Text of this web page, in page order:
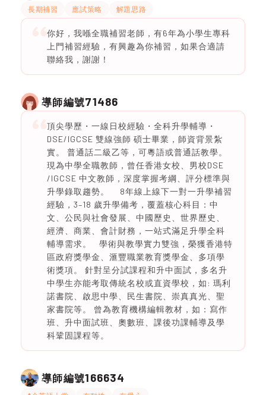
長期補習 應試策略 解題思路
你好，我喺全職補習老師，有6年為小學生專科
上門補習經驗，有興趣為你補習，如果合適請
聯絡我，謝謝！
導師編號71486
頂尖學歷・一線日校經驗・全科升學輔導・
DSE/IGCSE 雙線強師 碩士畢業，師資背景紮
實。 普通話二級乙等，可粵語或普通話教學。
現為中學全職教師，曾任香港女校、男校DSE
/IGCSE 中文教師，深度掌握考綱、評分標準與
升學錄取趨勢。 8年線上線下一對一升學補習
經驗，3–18 歲升學備考，覆蓋核心科目：中
文、公民與社會發展、中國歷史、世界歷史、
經濟、商業、會計財務，一站式滿足升學全科
輔導需求。 學術與教學實力雙強，榮獲香港特
區政府獎學金、滙豐職業教育獎學金、多項學
術獎項。 針對呈分試課程和升中面試，多名升
中學生亦能考取傳統名校或直資學校，如: 瑪利
諾書院、啟思中學、民生書院、崇真真光、聖
家書院等。 曾為教育機構編輯教材，如：寫作
班、升中面試班、奧數班、課後功課輔導及學
科鞏固課程等。
導師編號166634